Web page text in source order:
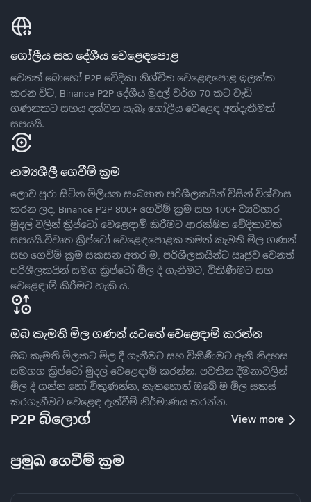
ගෝලීය සහ දේශීය වෙළෙඳපොළ
වෙනත් බොහෝ P2P වේදිකා නිශ්චිත වෙළෙඳපොළ ඉලක්ක
කරන විට, Binance P2P දේශීය මුදල් වර්ග 70 කට වැඩි
ගණනකට සහය දක්වන සැබෑ ගෝලීය වෙළෙඳ අත්දැකීමක්
සපයයි.
නම්‍යශීලී ගෙවීම් ක්‍රම
ලොව පුරා සිටින මිලියන සංඛ්‍යාත පරිශීලකයින් විසින් විශ්වාස
කරන ලද, Binance P2P 800+ ගෙවීම් ක්‍රම සහ 100+ ව්‍යවහාර
මුදල් වලින් ක්‍රිප්ටෝ වෙළෙඳාම් කිරීමට ආරක්ෂිත වේදිකාවක්
සපයයි.විවෘත ක්‍රිප්ටෝ වෙළෙඳපොළක තමන් කැමති මිල ගණන්
සහ ගෙවීම් ක්‍රම සකසන අතර ම, පරිශීලකයින්ට ඍජුව වෙනත්
පරිශීලකයින් සමග ක්‍රිප්ටෝ මිල දී ගැනීමට, විකිණීමට සහ
වෙළෙඳාම් කිරීමට හැකි ය.
ඔබ කැමති මිල ගණන් යටතේ වෙළෙඳාම් කරන්න
ඔබ කැමති මිලකට මිල දී ගැනීමට සහ විකිණීමට ඇති නිදහස
සමගග ක්‍රිප්ටෝ මුදල් වෙළෙඳාම් කරන්න. පවතින දීමනාවලින්
මිල දී ගන්න හෝ විකුණන්න, නැතහොත් ඔබේ ම මිල සකස්
කරගැනීමට වෙළෙඳ දැන්වීම් නිර්මාණය කරන්න.
P2P බ්ලොග් View more
ප්‍රමුඛ ගෙවීම් ක්‍රම